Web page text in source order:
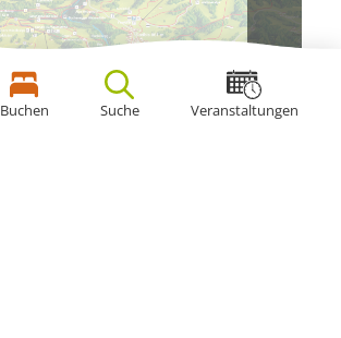
0
Buchen Suche Veranstaltungen